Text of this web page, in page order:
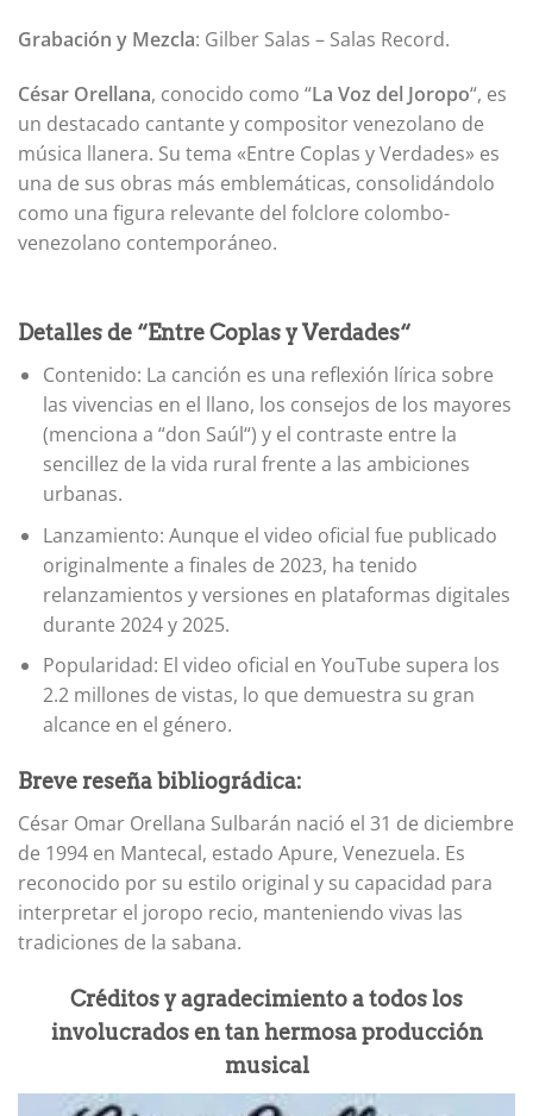
Grabación y Mezcla: Gilber Salas – Salas Record.
César Orellana, conocido como “La Voz del Joropo“, es
un destacado cantante y compositor venezolano de
música llanera. Su tema «Entre Coplas y Verdades» es
una de sus obras más emblemáticas, consolidándolo
como una figura relevante del folclore colombo-
venezolano contemporáneo.
Detalles de “Entre Coplas y Verdades“
Contenido: La canción es una reflexión lírica sobre
las vivencias en el llano, los consejos de los mayores
(menciona a “don Saúl“) y el contraste entre la
sencillez de la vida rural frente a las ambiciones
urbanas.
Lanzamiento: Aunque el video oficial fue publicado
originalmente a finales de 2023, ha tenido
relanzamientos y versiones en plataformas digitales
durante 2024 y 2025.
Popularidad: El video oficial en YouTube supera los
2.2 millones de vistas, lo que demuestra su gran
alcance en el género.
Breve reseña bibliográdica:
César Omar Orellana Sulbarán nació el 31 de diciembre
de 1994 en Mantecal, estado Apure, Venezuela. Es
reconocido por su estilo original y su capacidad para
interpretar el joropo recio, manteniendo vivas las
tradiciones de la sabana.
Créditos y agradecimiento a todos los
involucrados en tan hermosa producción
musical